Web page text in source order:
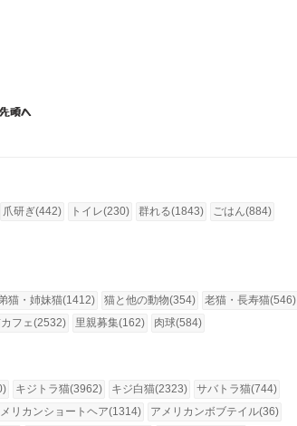
爪研ぎ(442) トイレ(230) 群れる(1843)
ごはん(884)
猫・姉妹猫(1412) 猫と他の動物(354)
老猫・長寿猫(546)
フェ(2532) 里親募集(162) 肉球(584)
キジトラ猫(3962) キジ白猫(2323)
サバトラ猫(744)
リカンショートヘア(1314)
アメリカンボブテイル(36)